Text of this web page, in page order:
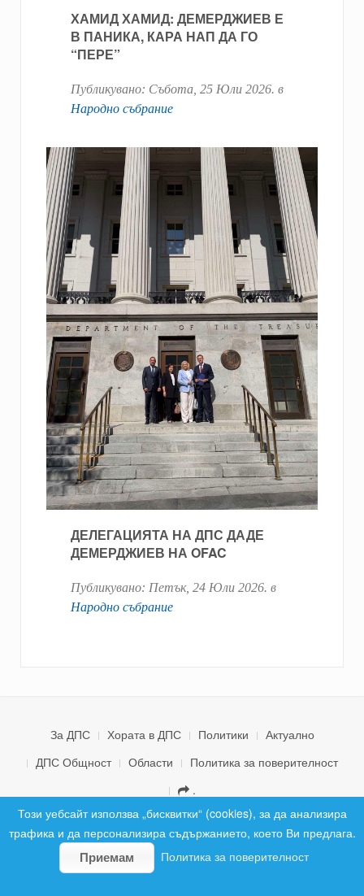
ХАМИД ХАМИД: ДЕМЕРДЖИЕВ Е
В ПАНИКА, КАРА НАП ДА ГО
“ПЕРЕ”
Публикувано: Събота, 25 Юли 2026. в
Народно събрание
ДЕЛЕГАЦИЯТА НА ДПС ДАДЕ
ДЕМЕРДЖИЕВ НА OFAC
Публикувано: Петък, 24 Юли 2026. в
Народно събрание
За ДПС Хората в ДПС Политики
Актуално
ДПС Общност
Области
Политика за поверителност
.
© 2026 ДПС България. Всички права запазени.
Този уебсайт използва „бисквитки“ (cookies), за да анализира
трафика и да персонализира съдържанието, което Ви предлага.
Приемам Политика за поверителност